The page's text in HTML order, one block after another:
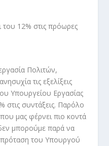
Πολιτών,
τις εξελίξεις
Υπουργείου Εργασίας
στις συντάξεις. Παρόλο
μας φέρνει πιο κοντά
μπορούμε παρά να
του Υπουργού